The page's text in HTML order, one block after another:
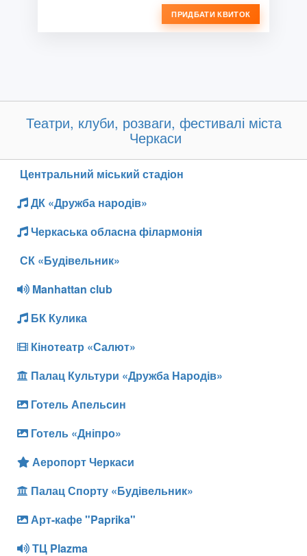
ПРИДБАТИ КВИТОК
Театри, клуби, розваги, фестивалі міста
Черкаси
Центральний міський стадіон
ДК «Дружба народів»
Черкаська обласна філармонія
СК «Будівельник»
Manhattan club
БК Кулика
Кінотеатр «Салют»
Палац Культури «Дружба Народів»
Готель Апельсин
Готель «Дніпро»
Аеропорт Черкаси
Палац Спорту «Будівельник»
Арт-кафе "Paprika"
ТЦ Plazma